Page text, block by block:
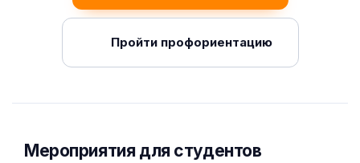
Пройти профориентацию
Мероприятия для студентов